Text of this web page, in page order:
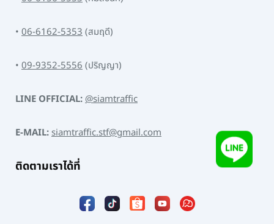
• 06-6162-5353(สมฤดี)
• 09-9352-5556(ปริญญา)
LINE OFFICIAL:@siamtraffic
E-MAIL:siamtraffic.stf@gmail.com
ติดตามเราได้ที่